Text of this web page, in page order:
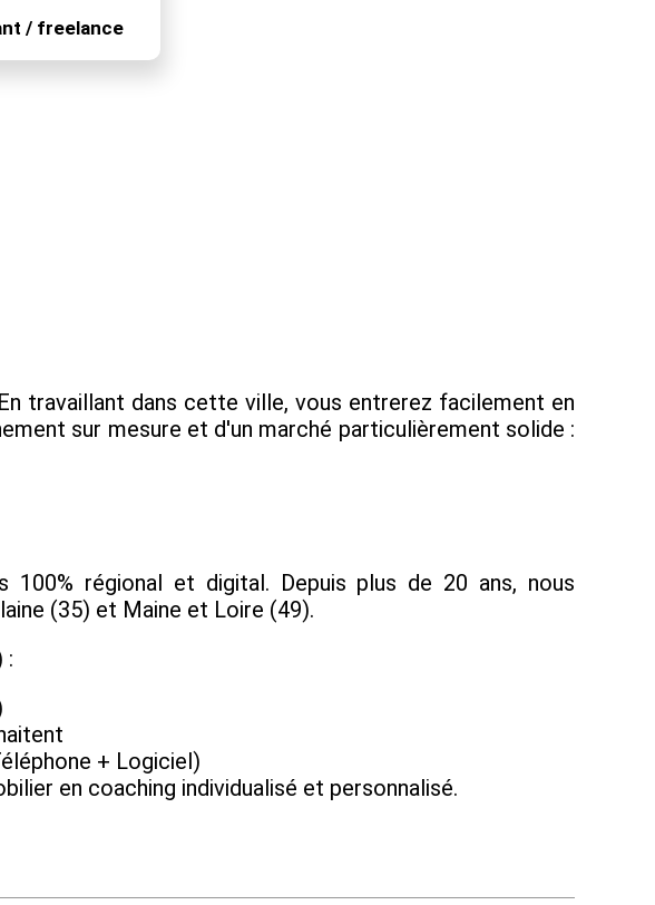
/ freelance
travaillant dans cette ville, vous entrerez facilement en
sur mesure et d'un marché particulièrement solide :
100% régional et digital. Depuis plus de 20 ans, nous
(35) et Maine et Loire (49).
:
+ Logiciel)
en coaching individualisé et personnalisé.